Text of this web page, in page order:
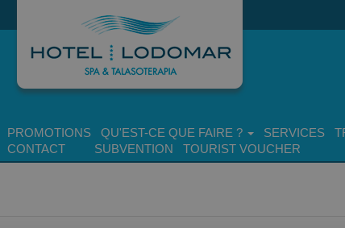
PROMOTIONS QU'EST-CE QUE FAIRE ? SERVICES
CONTACT
SUBVENTION TOURIST VOUCHER